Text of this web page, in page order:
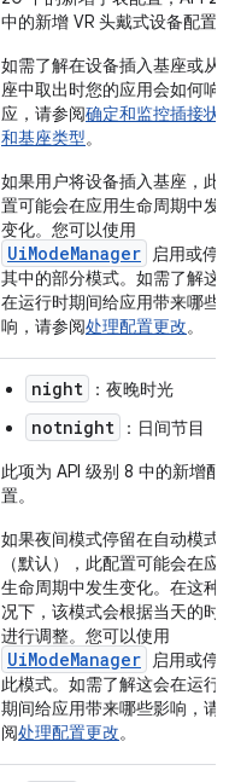
中的新增 VR 头戴式设备配置。
如需了解在设备插入基座或从
座中取出时您的应用会如何响
应，请参阅确定和监控插接状
和基座类型。
如果用户将设备插入基座，此
置可能会在应用生命周期中发
变化。您可以使用
UiModeManager
启用或停用
其中的部分模式。如需了解这
在运行时期间给应用带来哪些
响，请参阅处理配置更改。
night ：夜晚时光
notnight
：日间节目
此项为 API 级别 8 中的新增配
置。
如果夜间模式停留在自动模式
（默认），此配置可能会在应
生命周期中发生变化。在这种
况下，该模式会根据当天的时
进行调整。您可以使用
UiModeManager
启用或停用
此模式。如需了解这会在运行
期间给应用带来哪些影响，请
阅处理配置更改。